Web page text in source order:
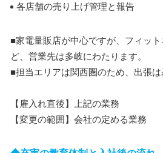
各店舗の売り上げ管理と報告
■家電量販店が中心ですが、フィッ
ど、営業先は多岐にわたります。
■担当エリアは関西圏のため、出張
【雇入れ直後】上記の業務
【変更の範囲】会社の定める業務